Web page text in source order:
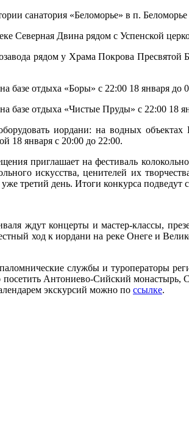
санатория «Беломорье» в п.
Северная Двина рядом с Успенской
рядом у Храма Покрова
базе отдыха «Боры» с 22:00 18 января до
базе отдыха «Чистые Пруды» с 22:00 18
иордани: на водных
18 января с 20:00 до 22:00.
приглашает на фестиваль
искусства, ценителей их
третий день. Итоги конкурса подведут
ждут концерты и мастер-классы,
ход к иордани на реке Онеге и
службы и туроператоры
Антониево-Сийский монастырь,
экскурсий можно по ссылке.